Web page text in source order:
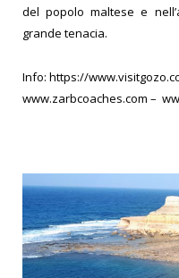
del popolo maltese e
grande tenacia.
Info: https://
www.zarbcoaches.com –